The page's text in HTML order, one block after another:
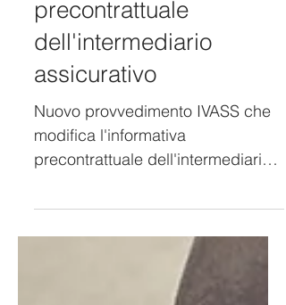
Cambia l'informativa
precontrattuale
dell'intermediario
assicurativo
Nuovo provvedimento IVASS che
modifica l'informativa